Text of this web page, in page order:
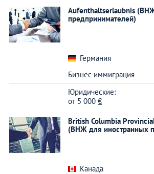
Aufenthaltserlaubnis
предпринимателей)
Германия
Бизнес-иммиграция
Юридические:
от 5 000 €
British Columbia
(ВНЖ для иностранных
Канада